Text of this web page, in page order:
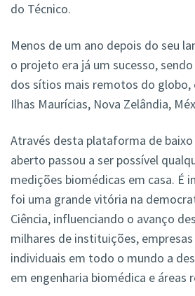
do Técnico.
Menos de um ano depois do seu
o projeto era já um sucesso,
dos sítios mais remotos do globo,
Ilhas Maurícias, Nova Zelândia,
Através desta plataforma de
aberto passou a ser possível
medições biomédicas em casa. É
foi uma grande vitória na
Ciência, influenciando o avanço
milhares de instituições,
individuais em todo o mundo a
em engenharia biomédica e áreas